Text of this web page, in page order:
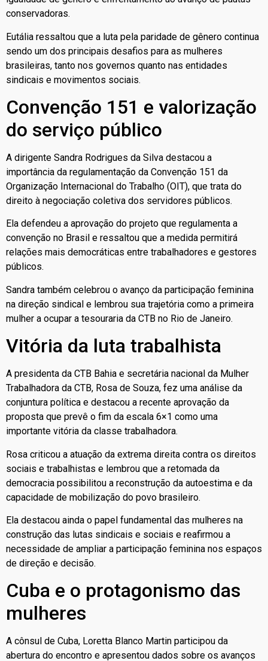
conservadoras.
Eutália ressaltou que a luta pela paridade de gênero continua
sendo um dos principais desafios para as mulheres
brasileiras, tanto nos governos quanto nas entidades
sindicais e movimentos sociais.
Convenção 151 e valorização
do serviço público
A dirigente Sandra Rodrigues da Silva destacou a
importância da regulamentação da Convenção 151 da
Organização Internacional do Trabalho (OIT), que trata do
direito à negociação coletiva dos servidores públicos.
Ela defendeu a aprovação do projeto que regulamenta a
convenção no Brasil e ressaltou que a medida permitirá
relações mais democráticas entre trabalhadores e gestores
públicos.
Sandra também celebrou o avanço da participação feminina
na direção sindical e lembrou sua trajetória como a primeira
mulher a ocupar a tesouraria da CTB no Rio de Janeiro.
Vitória da luta trabalhista
A presidenta da CTB Bahia e secretária nacional da Mulher
Trabalhadora da CTB, Rosa de Souza, fez uma análise da
conjuntura política e destacou a recente aprovação da
proposta que prevê o fim da escala 6×1 como uma
importante vitória da classe trabalhadora.
Rosa criticou a atuação da extrema direita contra os direitos
sociais e trabalhistas e lembrou que a retomada da
democracia possibilitou a reconstrução da autoestima e da
capacidade de mobilização do povo brasileiro.
Ela destacou ainda o papel fundamental das mulheres na
construção das lutas sindicais e sociais e reafirmou a
necessidade de ampliar a participação feminina nos espaços
de direção e decisão.
Cuba e o protagonismo das
mulheres
A cônsul de Cuba, Loretta Blanco Martin participou da
abertura do encontro e apresentou dados sobre os avanços